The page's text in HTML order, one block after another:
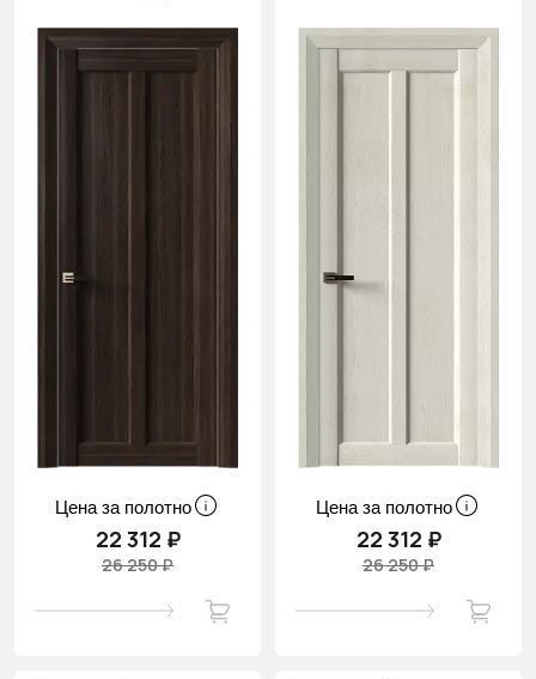
Цена за полотно
22 312 ₽
26 250 ₽
Цена за полотно
22 312 ₽
26 250 ₽